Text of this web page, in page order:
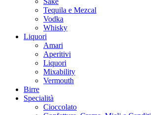
Tequila e Mezcal
Vodka
Whisky
Liquori
Amari
Aperitivi
Liquori
Mixability
Vermouth
Birre
Specialità
Cioccolato